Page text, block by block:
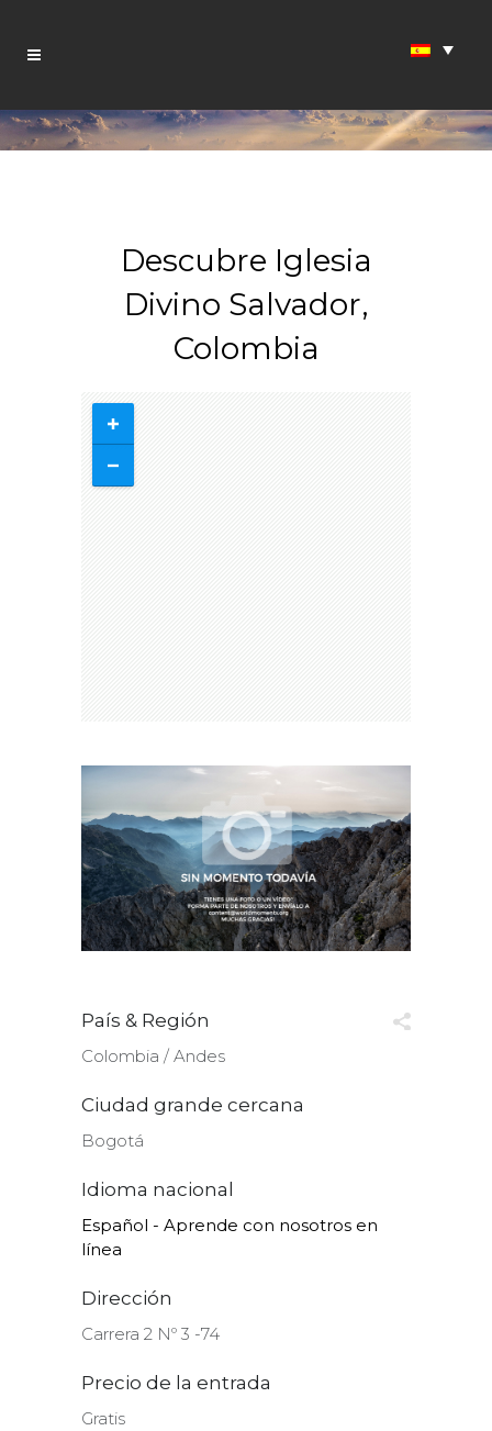
Descubre Iglesia
Divino Salvador,
Colombia
País & Región
Colombia ∕ Andes
Ciudad grande cercana
Bogotá
Idioma nacional
Español - Aprende con nosotros en
línea
Dirección
Carrera 2 Nº 3 -74
Precio de la entrada
Gratis